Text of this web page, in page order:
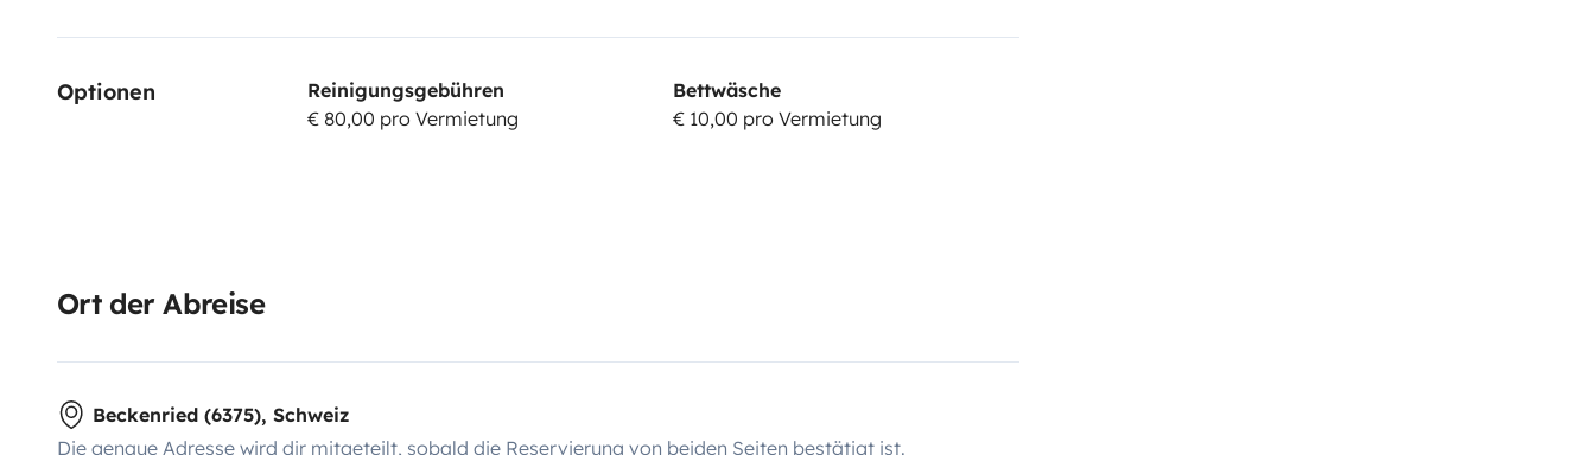
Optionen
Reinigungsgebühren
€ 80,00 pro Vermietung
Bettwäsche
€ 10,00 pro Vermietung
Ort der Abreise
Beckenried (6375), Schweiz
Die genaue Adresse wird dir mitgeteilt, sobald die Reservierung von beiden Seiten bestätigt ist.